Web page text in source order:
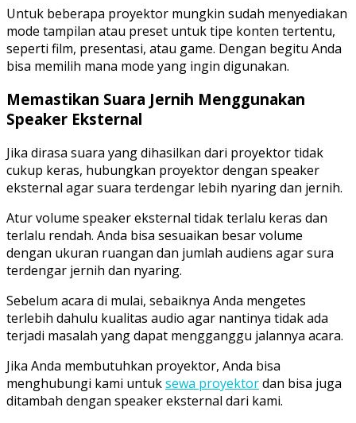
Untuk beberapa proyektor mungkin sudah menyediakan
mode tampilan atau preset untuk tipe konten tertentu,
seperti film, presentasi, atau game. Dengan begitu Anda
bisa memilih mana mode yang ingin digunakan.
Memastikan Suara Jernih Menggunakan
Speaker Eksternal
Jika dirasa suara yang dihasilkan dari proyektor tidak
cukup keras, hubungkan proyektor dengan speaker
eksternal agar suara terdengar lebih nyaring dan jernih.
Atur volume speaker eksternal tidak terlalu keras dan
terlalu rendah. Anda bisa sesuaikan besar volume
dengan ukuran ruangan dan jumlah audiens agar sura
terdengar jernih dan nyaring.
Sebelum acara di mulai, sebaiknya Anda mengetes
terlebih dahulu kualitas audio agar nantinya tidak ada
terjadi masalah yang dapat mengganggu jalannya acara.
Jika Anda membutuhkan proyektor, Anda bisa
menghubungi kami untuksewa proyektordan bisa juga
ditambah dengan speaker eksternal dari kami.